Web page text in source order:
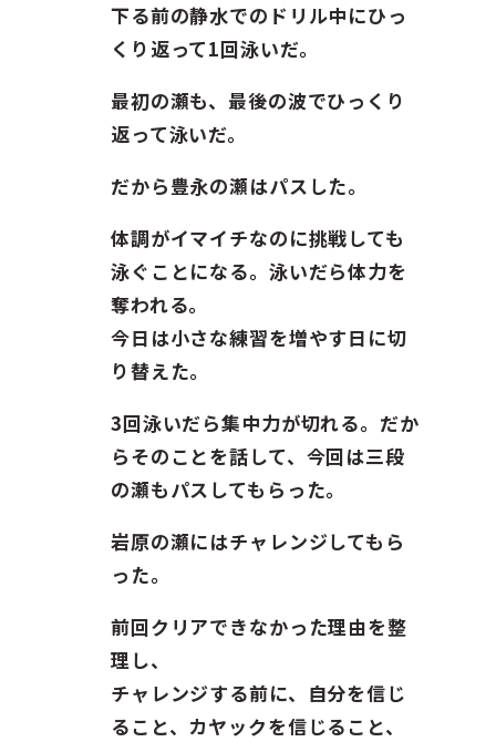
下る前の静水でのドリル中にひっ
くり返って1回泳いだ。
最初の瀬も、最後の波でひっくり
返って泳いだ。
だから豊永の瀬はパスした。
体調がイマイチなのに挑戦しても
泳ぐことになる。泳いだら体力を
奪われる。
今日は小さな練習を増やす日に切
り替えた。
3回泳いだら集中力が切れる。だか
らそのことを話して、今回は三段
の瀬もパスしてもらった。
岩原の瀬にはチャレンジしてもら
った。
前回クリアできなかった理由を整
理し、
チャレンジする前に、自分を信じ
ること、カヤックを信じること、